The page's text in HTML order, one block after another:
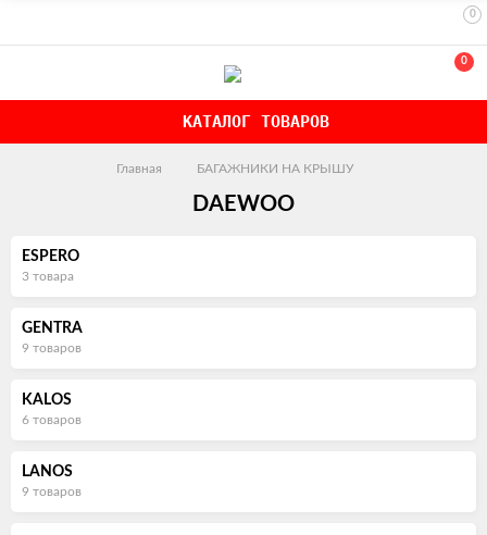
0
0
КАТАЛОГ ТОВАРОВ
Главная БАГАЖНИКИ НА КРЫШУ
DAEWOO
ESPERO
3 товара
GENTRA
9 товаров
KALOS
6 товаров
LANOS
9 товаров